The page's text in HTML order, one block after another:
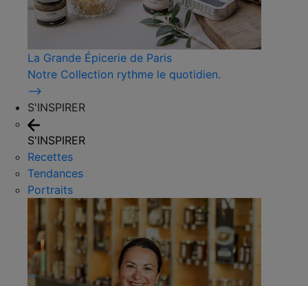
La Grande Épicerie de Paris
Notre Collection rythme le quotidien.
⟶
S'INSPIRER
S'INSPIRER
Recettes
Tendances
Portraits